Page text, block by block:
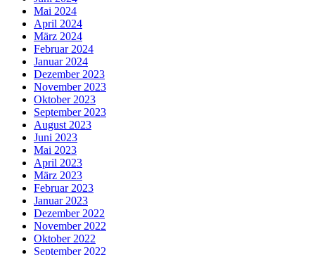
Mai 2024
April 2024
März 2024
Februar 2024
Januar 2024
Dezember 2023
November 2023
Oktober 2023
September 2023
August 2023
Juni 2023
Mai 2023
April 2023
März 2023
Februar 2023
Januar 2023
Dezember 2022
November 2022
Oktober 2022
September 2022